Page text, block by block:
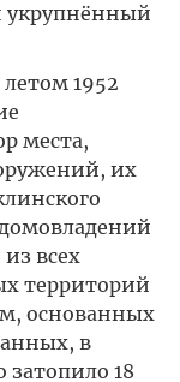
укрупнённый
1952
места,
их
всех
территорий
основанных
в
18